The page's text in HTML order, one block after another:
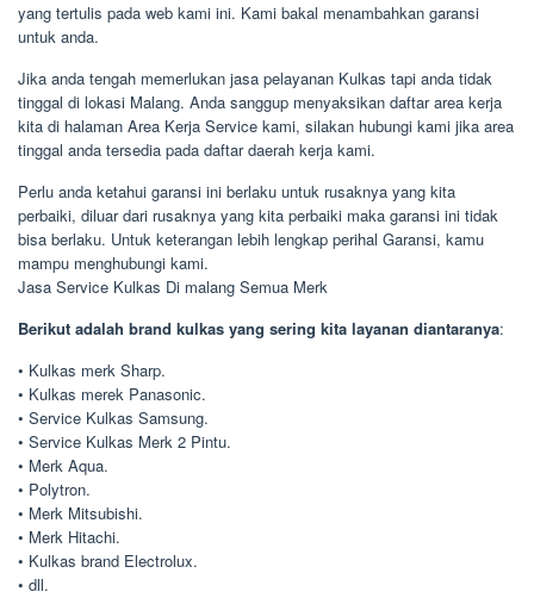
yang tertulis pada web kami ini. Kami bakal menambahkan garansi
untuk anda.
Jika anda tengah memerlukan jasa pelayanan Kulkas tapi anda tidak
tinggal di lokasi Malang. Anda sanggup menyaksikan daftar area kerja
kita di halaman Area Kerja Service kami, silakan hubungi kami jika area
tinggal anda tersedia pada daftar daerah kerja kami.
Perlu anda ketahui garansi ini berlaku untuk rusaknya yang kita
perbaiki, diluar dari rusaknya yang kita perbaiki maka garansi ini tidak
bisa berlaku. Untuk keterangan lebih lengkap perihal Garansi, kamu
mampu menghubungi kami.
Jasa Service Kulkas Di malang Semua Merk
Berikut adalah brand kulkas yang sering kita layanan diantaranya:
• Kulkas merk Sharp.
• Kulkas merek Panasonic.
• Service Kulkas Samsung.
• Service Kulkas Merk 2 Pintu.
• Merk Aqua.
• Polytron.
• Merk Mitsubishi.
• Merk Hitachi.
• Kulkas brand Electrolux.
• dll.